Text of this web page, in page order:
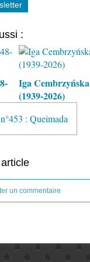
:
Iga Cembrzyńska
(1939-2026)
: Queimada
un commentaire